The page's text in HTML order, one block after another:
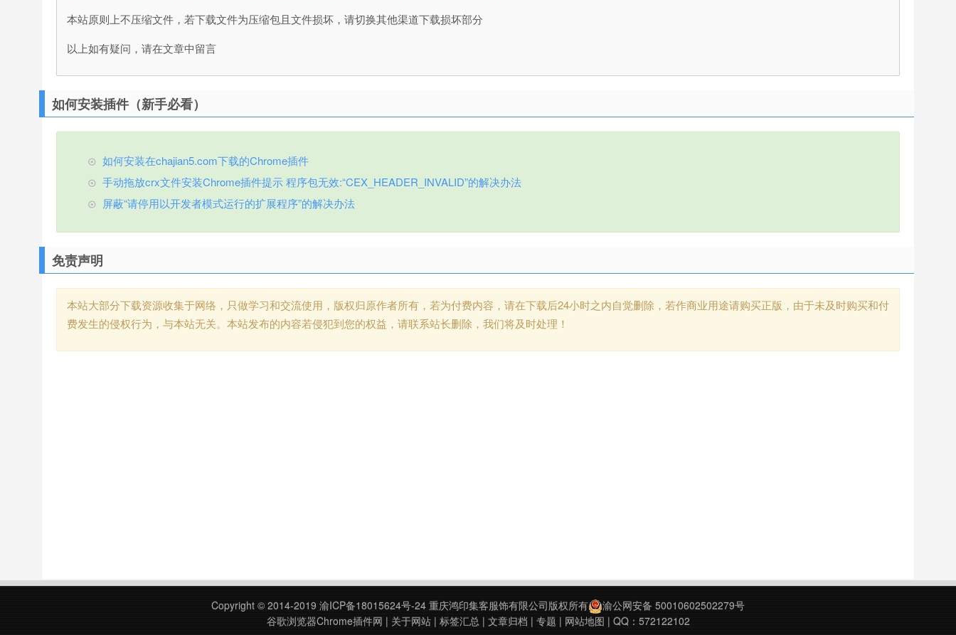
本站原则上不压缩文件，若下载文件为压缩包且文件损坏，请切换其他渠道下载损坏部分
以上如有疑问，请在文章中留言
如何安装插件（新手必看）
如何安装在chajian5.com下载的Chrome插件
手动拖放crx文件安装Chrome插件提示 程序包无效:“CEX_HEADER_INVALID”的解决办法
屏蔽“请停用以开发者模式运行的扩展程序”的解决办法
免责声明
本站大部分下载资源收集于网络，只做学习和交流使用，版权归原作者所有，若为付费内容，请在下载后24小时之内自觉删除，若作商业用途请购买正版，由于未及时购买和付
费发生的侵权行为，与本站无关。本站发布的内容若侵犯到您的权益，请联系站长删除，我们将及时处理！
Copyright © 2014-2019 渝ICP备18015624号-24 重庆鸿印集客服饰有限公司版权所有
渝公网安备 50010602502279号
谷歌浏览器Chrome插件网 | 关于网站| 标签汇总| 文章归档 | 专题 | 网站地图 | QQ：572122102